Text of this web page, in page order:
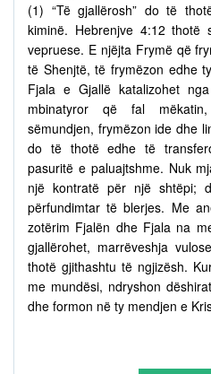
(1) “Të gjallërosh” do të
kiminë. Hebrenjve 4:12
vepruese. E njëjta Frymë që
të Shenjtë, të frymëzon edhe
Fjala e Gjallë katalizohet
mbinatyror që fal
sëmundjen, frymëzon ide dhe
do të thotë edhe të
pasuritë e paluajtshme. Nuk
një kontratë për një shtëpi;
përfundimtar të blerjes. Me
zotërim Fjalën dhe Fjala na
gjallërohet, marrëveshja
thotë gjithashtu të ngjizësh.
me mundësi, ndryshon
dhe formon në ty mendjen e